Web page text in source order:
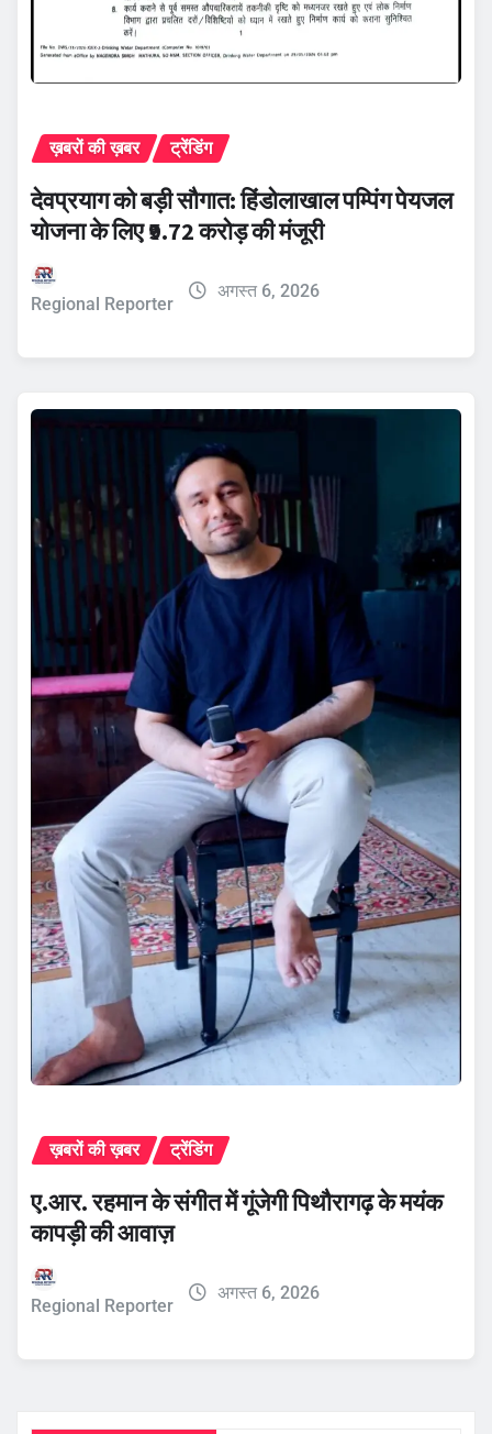
ख़बरों की ख़बर ट्रेंडिंग
देवप्रयाग को बड़ी सौगात: हिंडोलाखाल पम्पिंग पेयजल
योजना के लिए ₹9.72 करोड़ की मंजूरी
Regional Reporter
अगस्त 6, 2026
ख़बरों की ख़बर ट्रेंडिंग
ए.आर. रहमान के संगीत में गूंजेगी पिथौरागढ़ के मयंक
कापड़ी की आवाज़
Regional Reporter
अगस्त 6, 2026